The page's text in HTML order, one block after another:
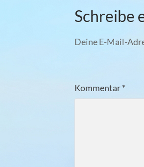
Schreibe
Deine E-Mail-
Kommentar*